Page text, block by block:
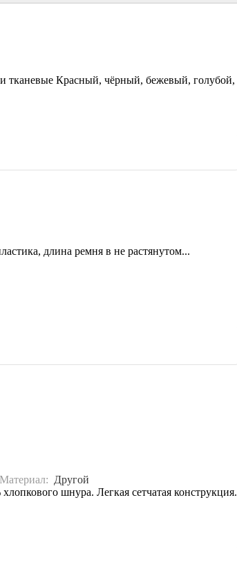
тканевые Красный, чёрный, бежевый, голубой,
длина ремня в не растянутом...
Материал: Другой
шнура. Легкая сетчатая